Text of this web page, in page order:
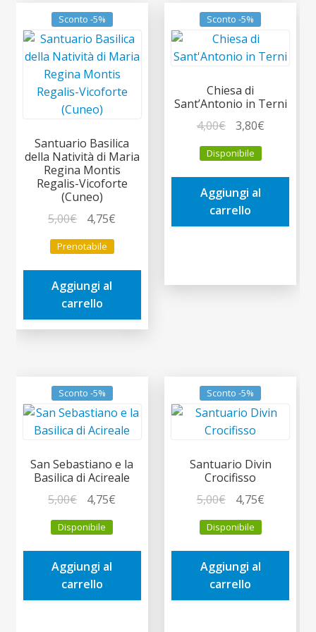
Sconto -5%
Santuario Basilica
della Natività di Maria
Regina Montis
Regalis-Vicoforte
(Cuneo)
5,00€
prezzo
originale
era:
5,00€.
4,75€
è:
Prenotabile
Aggiungi al
carrello
Sconto -5%
Chiesa di
Sant’Antonio in Terni
4,00€
prezzo
originale
era:
4,00€.
3,80€Il
è:
Disponibile
Aggiungi al
carrello
Sconto -5%
San Sebastiano e la
Basilica di Acireale
5,00€
prezzo
originale
era:
5,00€.
4,75€
è:
Disponibile
Aggiungi al
carrello
Sconto -5%
Santuario Divin
Crocifisso
5,00€
prezzo
originale
era:
5,00€.
4,75€Il
è:
Disponibile
Aggiungi al
carrello